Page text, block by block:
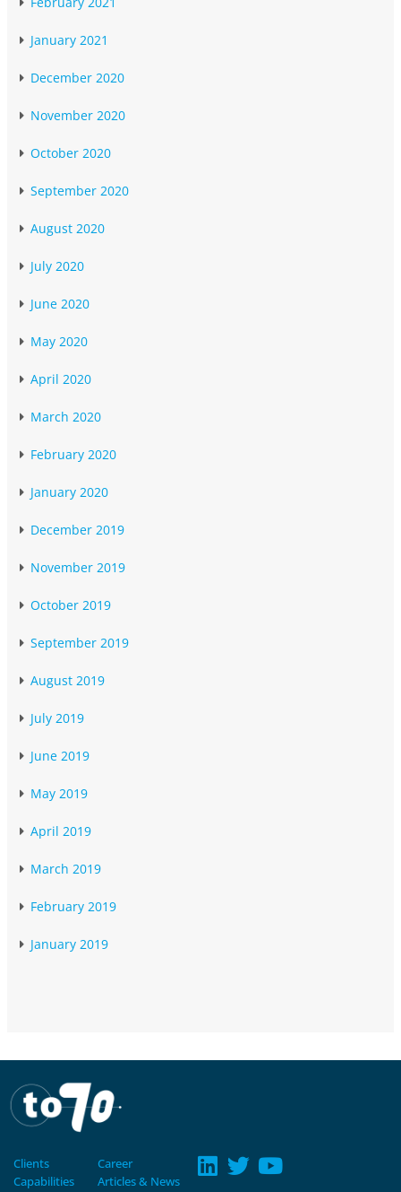
January 2021
December 2020
November 2020
October 2020
September 2020
August 2020
July 2020
June 2020
May 2020
April 2020
March 2020
February 2020
January 2020
December 2019
November 2019
October 2019
September 2019
August 2019
July 2019
June 2019
May 2019
April 2019
March 2019
February 2019
January 2019
Clients
Capabilities
Career
Articles & News